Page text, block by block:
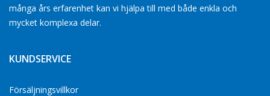
många års erfarenhet kan vi hjälpa till med både enkla och
mycket komplexa delar.
KUNDSERVICE
Försäljningsvillkor